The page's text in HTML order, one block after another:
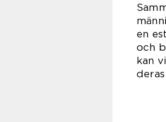
en
och
kan